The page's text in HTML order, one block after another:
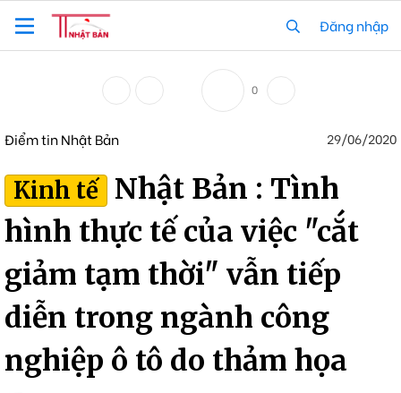
Đăng nhập
0
Điểm tin Nhật Bản 29/06/2020
Kinh tế
Nhật Bản : Tình
hình thực tế của việc "cắt
giảm tạm thời" vẫn tiếp
diễn trong ngành công
nghiệp ô tô do thảm họa